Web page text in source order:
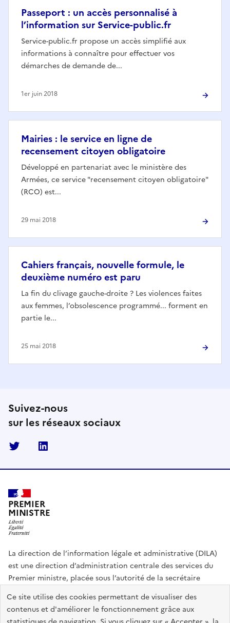
Ce site utilise des cookies permettant de visualiser des
contenus et d'améliorer le fonctionnement grâce aux
Passeport : un accès personnalisé à
l’information sur Service-public.fr
Service-public.fr propose un accès simplifié aux
informations à connaître pour effectuer vos
démarches de demande de...
1er juin 2018
Mairies : le service en ligne de
recensement citoyen obligatoire
Développé en partenariat avec le ministère des
Armées, ce service "recensement citoyen obligatoire"
(RCO) est...
29 mai 2018
Cahiers français, nouvelle formule, le
deuxième numéro est paru
La fin du clivage gauche-droite ? Les violences faites
aux femmes, l’obsolescence programmé... forment en
partie le...
25 mai 2018
Suivez-nous
sur les réseaux sociaux
Twitter
PREMIER
MINISTRE
La direction de l’information légale et administrative (DILA)
est une direction d’administration centrale des services du
Premier ministre, placée sous l’autorité de la secrétaire
info.gouv.fr
assemblee-nationale.fr sénat.fr